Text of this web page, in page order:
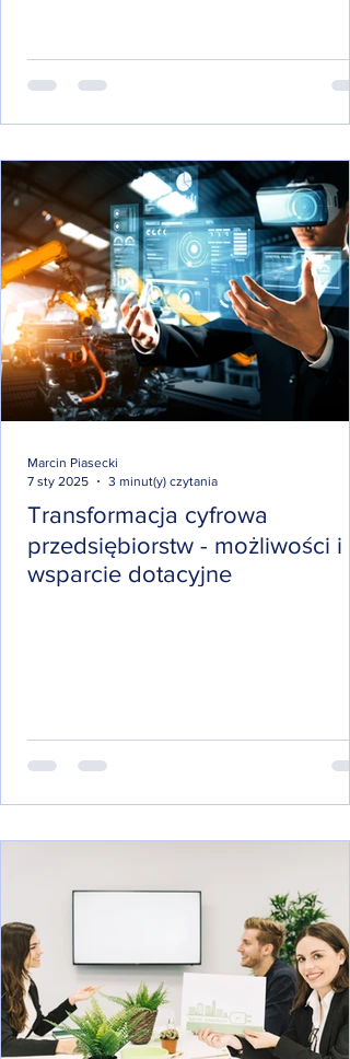
Transformacja cyfrowa
przedsiębiorstw - możliwości i
wsparcie dotacyjne
Marcin Piasecki
7 sty 2025
3 minut(y) czytania